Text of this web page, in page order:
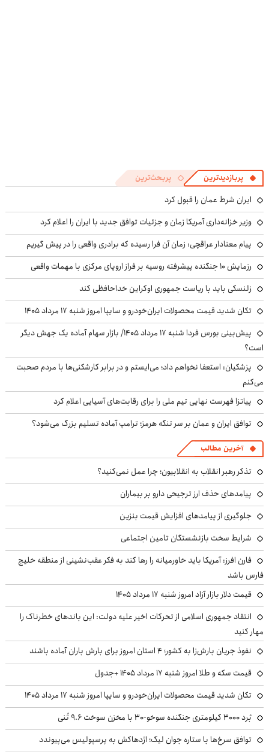
پربازدیدترین پربحث‌ترین
ایران شرط عمان را قبول کرد
وزیر خزانه‌داری آمریکا زمان و جزئیات توافق جدید با ایران را اعلام کرد
پیام معنادار عراقچی: زمان آن فرا رسیده که برادری واقعی را در پیش گیریم
رزمایش ۱۰ جنگنده پیشرفته روسیه بر فراز اروپای مرکزی با مهمات واقعی
زلنسکی باید با ریاست جمهوری اوکراین خداحافظی کند
تکان شدید قیمت محصولات ایران‌خودرو و سایپا امروز شنبه ۱۷ مرداد ۱۴۰۵
پیش‌بینی بورس فردا شنبه ۱۷ مرداد ۱۴۰۵/ بازار سهام آماده یک جهش دیگر
است؟
پزشکیان: استعفا نخواهم داد؛ می‌ایستم و در برابر کارشکنی‌ها با مردم صحبت
می‌کنم
پیاتزا فهرست نهایی تیم ملی را برای رقابت‌های آسیایی اعلام کرد
توافق ایران و عمان بر سر تنگه هرمز؛ ترامپ آماده تسلیم بزرگ می‌شود؟
آخرین مطالب
تذکر رهبر انقلاب به انقلابیون؛ چرا عمل نمی‌کنید؟
پیامدهای حذف ارز ترجیحی دارو بر بیماران
جلوگیری از پیامدهای افزایش قیمت بنزین
شرایط سخت بازنشستگان تامین اجتماعی
فارن افرز: آمریکا باید خاورمیانه را رها کند به فکر عقب‌نشینی از منطقه خلیج
فارس باشد
قیمت دلار بازار آزاد امروز شنبه ۱۷ مرداد ۱۴۰۵
انتقاد جمهوری اسلامی از تحرکات اخیر علیه دولت: این باندهای خطرناک را
مهار کنید
نفوذ جریان بارش‌زا به کشور؛ ۴ استان امروز برای بارش باران آماده باشند
قیمت سکه و طلا امروز شنبه ۱۷ مرداد ۱۴۰۵ +جدول
تکان شدید قیمت محصولات ایران‌خودرو و سایپا امروز شنبه ۱۷ مرداد ۱۴۰۵
بُرد ۳۰۰۰ کیلومتری جنگنده سوخو-۳۰ با مخزن سوخت ۹.۶ تُنی
توافق سرخ‌ها با ستاره جوان لیگ؛ اژدهاکش به پرسپولیس می‌پیوندد